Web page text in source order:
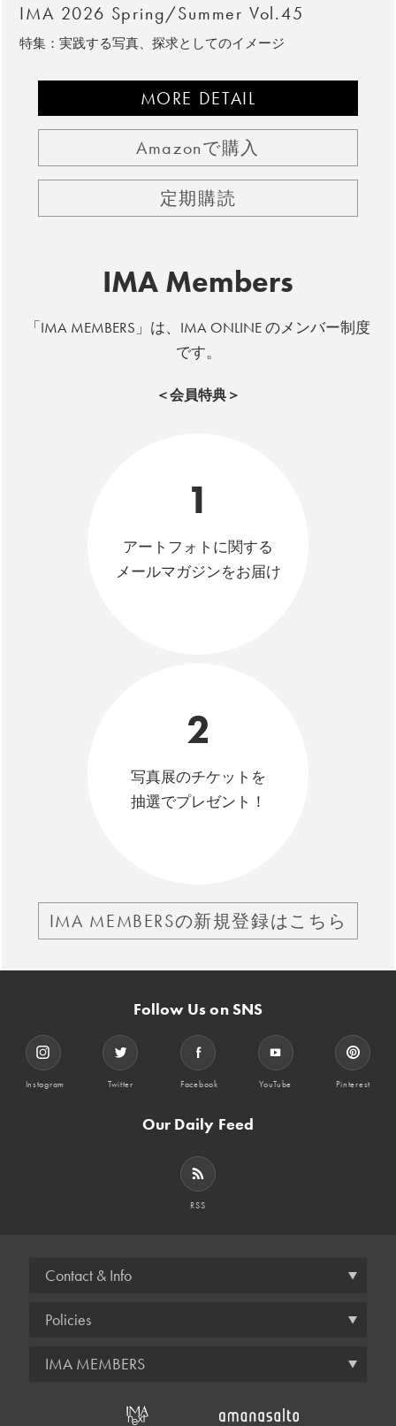
IMA 2026 Spring/Summer Vol.45
特集：実践する写真、探求としてのイメージ
MORE DETAIL
Amazonで購入
定期購読
IMA Members
「IMA MEMBERS」は、IMA ONLINE のメンバー制度
です。
＜会員特典＞
1
アートフォトに関する
メールマガジンをお届け
2
写真展のチケットを
抽選でプレゼント！
IMA MEMBERSの新規登録はこちら
Follow Us on SNS
Instagram Twitter Facebook YouTube Pinterest
Our Daily Feed
RSS
Contact & Info
Policies
IMA MEMBERS